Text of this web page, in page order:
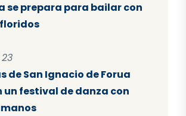
se prepara para bailar con
de San Ignacio de Forua
un festival de danza con